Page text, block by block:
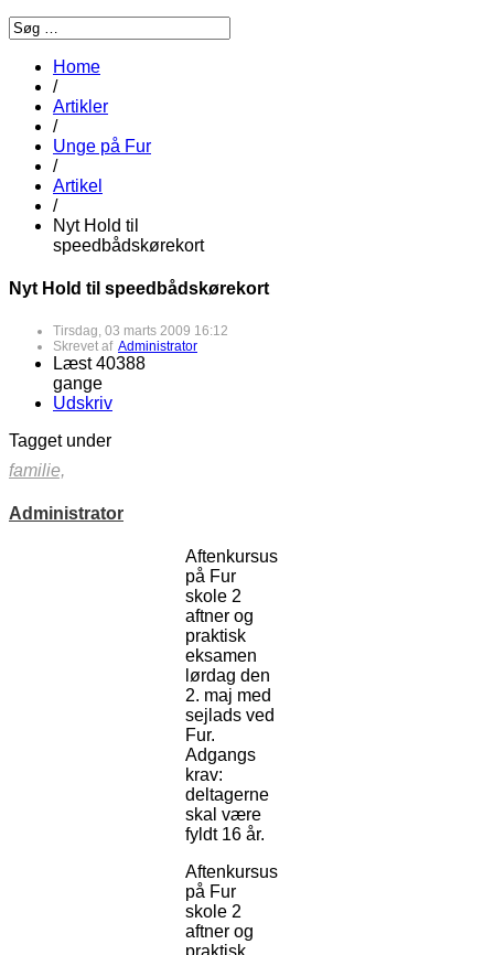
Home
/
Artikler
/
Unge på Fur
/
Artikel
/
Nyt Hold til
speedbådskørekort
Nyt Hold til speedbådskørekort
Tirsdag, 03 marts 2009 16:12
Skrevet af Administrator
Læst 40388
gange
Udskriv
Tagget under
familie,
Administrator
Aftenkursus
på Fur
skole 2
aftner og
praktisk
eksamen
lørdag den
2. maj med
sejlads ved
Fur.
Adgangs
krav:
deltagerne
skal være
fyldt 16 år.
Aftenkursus
på Fur
skole 2
aftner og
praktisk